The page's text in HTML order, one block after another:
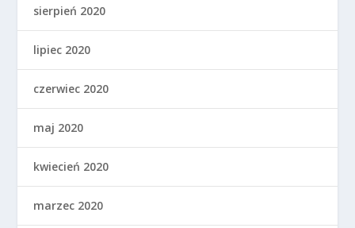
sierpień 2020
lipiec 2020
czerwiec 2020
maj 2020
kwiecień 2020
marzec 2020